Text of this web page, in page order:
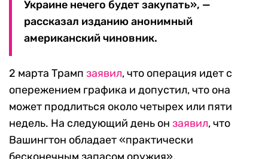
Украине нечего будет закупать», —
рассказал изданию анонимный
американский чиновник.
2 марта Трамп заявил, что операция идет с
опережением графика и допустил, что она
может продлиться около четырех или пяти
недель. На следующий день он заявил, что
Вашингтон обладает «практически